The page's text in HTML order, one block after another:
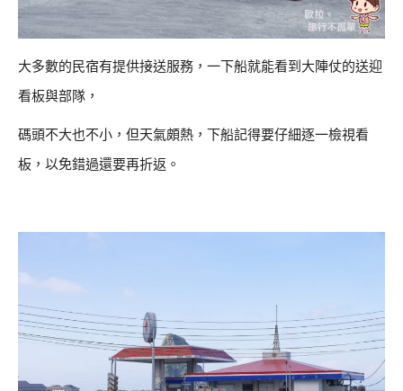
大多數的民宿有提供接送服務，一下船就能看到大陣仗的送迎
看板與部隊，
碼頭不大也不小，但天氣頗熱，下船記得要仔細逐一檢視看
板，以免錯過還要再折返。